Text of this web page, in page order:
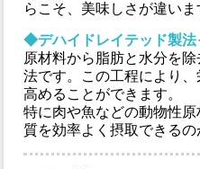
らこそ、美味しさが違いま
◆デハイドレイテッド製法
原材料から脂肪と水分を
法です。この工程により
高めることができます。
特に肉や魚などの動物性
質を効率よく摂取できるの